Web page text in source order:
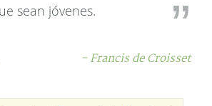
sean jóvenes.
- Francis de Croisset